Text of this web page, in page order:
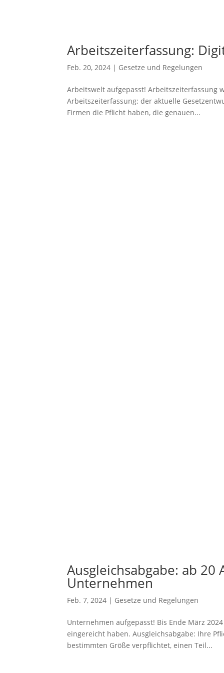
Arbeitszeiterfassung:
Feb. 20, 2024 | Gesetze und Regelungen
Arbeitswelt aufgepasst!
Arbeitszeiterfassung: der aktuelle
Firmen die Pflicht haben, die genauen...
Ausgleichsabgabe: ab
Unternehmen
Feb. 7, 2024 | Gesetze und Regelungen
Unternehmen aufgepasst! Bis Ende März
eingereicht haben. Ausgleichsabgabe: Ihre
bestimmten Größe verpflichtet, einen Teil...